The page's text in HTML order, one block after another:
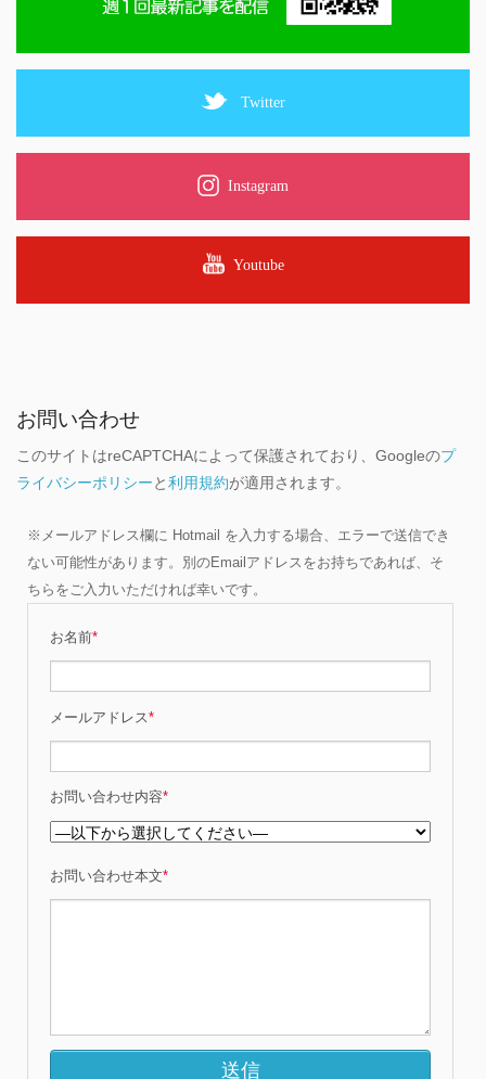
Twitter
Instagram
Youtube
お問い合わせ
このサイトはreCAPTCHAによって保護されており、Googleのプ
ライバシーポリシーと利用規約が適用されます。
※メールアドレス欄に Hotmail を入力する場合、エラーで送信でき
ない可能性があります。別のEmailアドレスをお持ちであれば、そ
ちらをご入力いただければ幸いです。
お名前*
メールアドレス*
お問い合わせ内容*
お問い合わせ本文*